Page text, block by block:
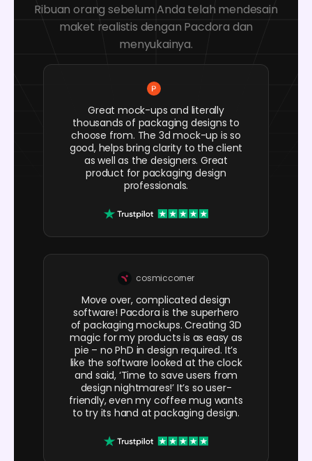
Ribuan orang sebelum Anda telah mendesain
maket realistis dengan Pacdora dan
menyukainya.
Great mock-ups and literally
thousands of packaging designs to
choose from. The 3d mock-up is so
good, helps bring clarity to the client
as well as the designers. Great
product for packaging design
professionals.
cosmiccorner
Move over, complicated design
software! Pacdora is the superhero
of packaging mockups. Creating 3D
magic for my products is as easy as
pie – no PhD in design required. It’s
like the software looked at the clock
and said, ‘Time to save users from
design nightmares!’ It’s so user-
friendly, even my coffee mug wants
to try its hand at packaging design.